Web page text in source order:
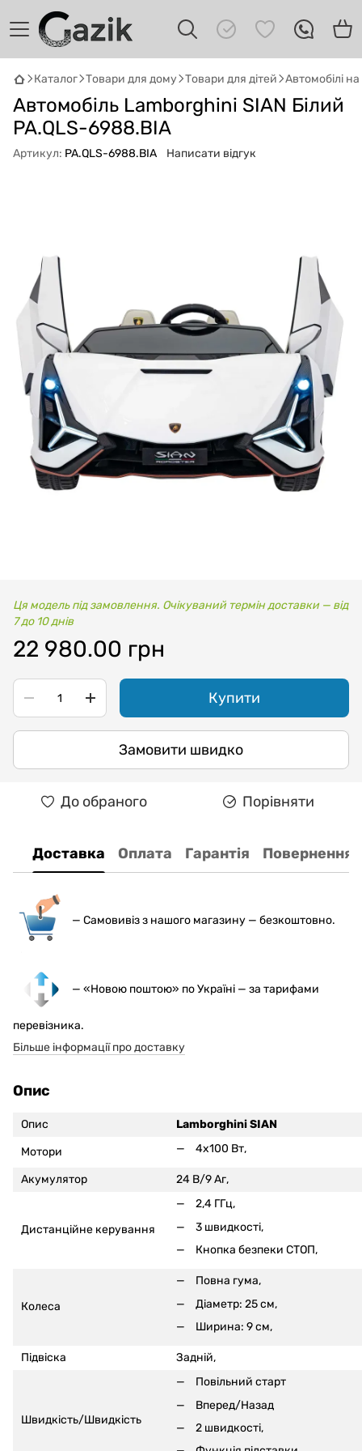
Каталог Товари для дому Товари для дітей Автомобілі
Автомобіль Lamborghini SIAN Білий
PA.QLS-6988.BIA
Артикул: PA.QLS-6988.BIA Написати відгук
Ця модель під замовлення. Очікуваний термін доставки — від
7 до 10 днів
22 980.00 грн
Купити
Замовити швидко
До обраного Порівняти
Доставка Оплата Гарантія Повернення
— Самовивіз з нашого магазину — безкоштовно.
— «Новою поштою» по Україні — за тарифами
перевізника.
Більше інформації про доставку
Опис
Опис
Lamborghini SIAN
Мотори
4x100 Вт,
Акумулятор 24 В/9 Аг,
Дистанційне керування
2,4 ГГц,
3 швидкості,
Кнопка безпеки СТОП,
Колеса
Повна гума,
Діаметр: 25 см,
Ширина: 9 см,
Підвіска Задній,
Швидкість/Швидкість
Повільний старт
Вперед/Назад
2 швидкості,
GAZIKAI
Онлайн · пошук техніки